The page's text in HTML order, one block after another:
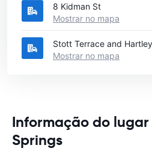
8 Kidman St
Mostrar no mapa
Stott Terrace and
Mostrar no mapa
Informação do
Springs